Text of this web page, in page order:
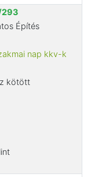
Építés
nap kkv-k
kötött